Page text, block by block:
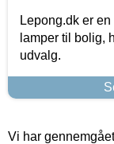
Lepong.dk er
lamper til bolig,
udvalg.
Vi har